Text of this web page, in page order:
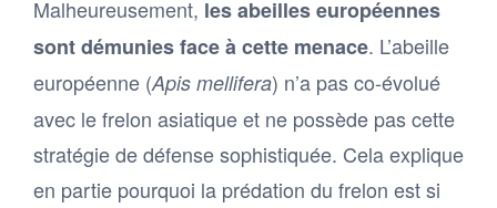
Malheureusement, les abeilles européennes
sont démunies face à cette menace. L’abeille
européenne (Apis mellifera) n’a pas co-évolué
avec le frelon asiatique et ne possède pas cette
stratégie de défense sophistiquée. Cela explique
en partie pourquoi la prédation du frelon est si